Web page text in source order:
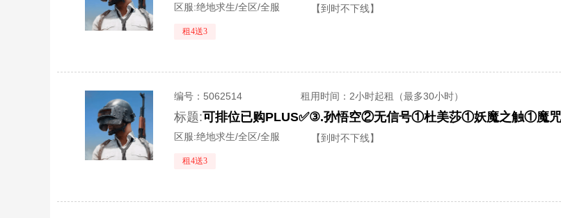
区服:绝地求生/全区/全服 【到时不下线】
租4送3
编号： 5062514 租用时间 ：2小时起租（最多30小时）
标题:
区服:绝地求生/全区/全服 【到时不下线】
租4送3